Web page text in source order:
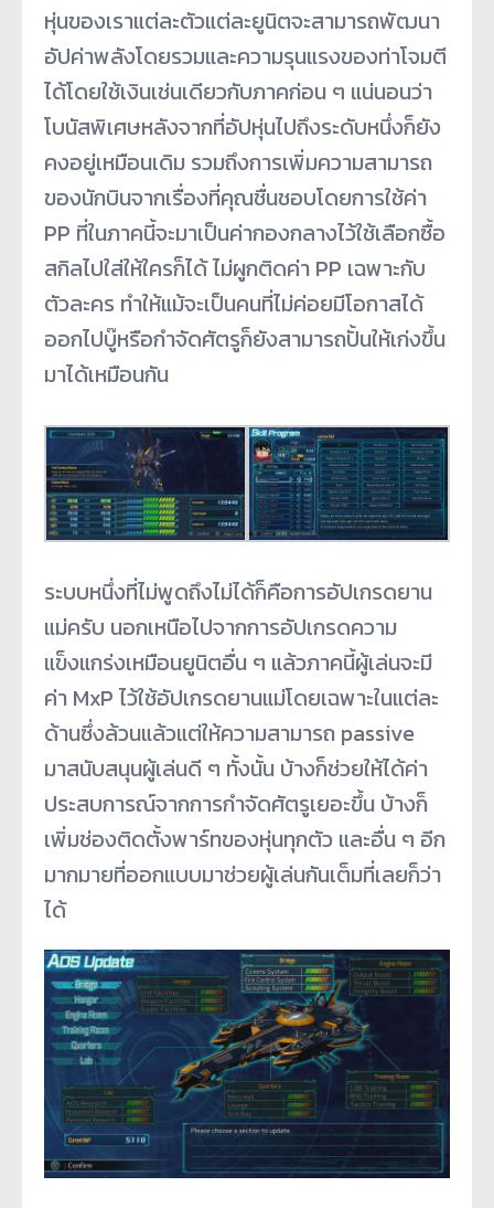
หุ่นของเราแต่ละตัวแต่ละยูนิตจะสามารถพัฒนา
อัปค่าพลังโดยรวมและความรุนแรงของท่าโจมตี
ได้โดยใช้เงินเช่นเดียวกับภาคก่อน ๆ แน่นอนว่า
โบนัสพิเศษหลังจากที่อัปหุ่นไปถึงระดับหนึ่งก็ยัง
คงอยู่เหมือนเดิม รวมถึงการเพิ่มความสามารถ
ของนักบินจากเรื่องที่คุณชื่นชอบโดยการใช้ค่า
PP ที่ในภาคนี้จะมาเป็นค่ากองกลางไว้ใช้เลือกซื้อ
สกิลไปใส่ให้ใครก็ได้ ไม่ผูกติดค่า PP เฉพาะกับ
ตัวละคร ทำให้แม้จะเป็นคนที่ไม่ค่อยมีโอกาสได้
ออกไปบู๊หรือกำจัดศัตรูก็ยังสามารถปั้นให้เก่งขึ้น
มาได้เหมือนกัน
ระบบหนึ่งที่ไม่พูดถึงไม่ได้ก็คือการอัปเกรดยาน
แม่ครับ นอกเหนือไปจากการอัปเกรดความ
แข็งแกร่งเหมือนยูนิตอื่น ๆ แล้วภาคนี้ผู้เล่นจะมี
ค่า MxP ไว้ใช้อัปเกรดยานแม่โดยเฉพาะในแต่ละ
ด้านซึ่งล้วนแล้วแต่ให้ความสามารถ passive
มาสนับสนุนผู้เล่นดี ๆ ทั้งนั้น บ้างก็ช่วยให้ได้ค่า
ประสบการณ์จากการกำจัดศัตรูเยอะขึ้น บ้างก็
เพิ่มช่องติดตั้งพาร์ทของหุ่นทุกตัว และอื่น ๆ อีก
มากมายที่ออกแบบมาช่วยผู้เล่นกันเต็มที่เลยก็ว่า
ได้